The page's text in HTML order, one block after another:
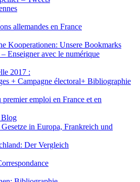
allemandes en France
Kooperationen: Unsere Bookmarks
Enseigner avec le numérique
2017 :
+ Campagne électoral+ Bibliographie
premier emploi en France et en
Blog
in Europa, Frankreich und
Der Vergleich